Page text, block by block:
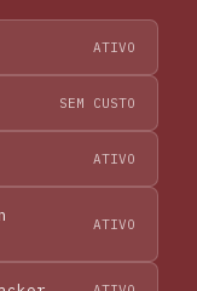
ATIVO
SEM CUSTO
ATIVO
ATIVO